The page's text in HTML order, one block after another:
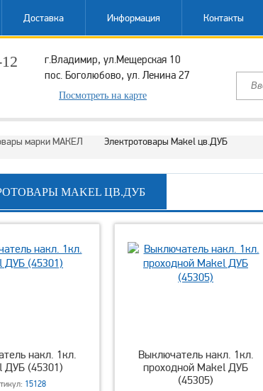
Доставка Информация Контакты
г.Владимир, ул.Мещерская 10
пос. Боголюбово, ул. Ленина 27
Посмотреть на карте
марки МАКЕЛ Электротовары Makel цв.ДУБ
MAKEL ЦВ.ДУБ
накл. 1кл.
ДУБ (45301)
15128
Выключатель накл. 1кл.
проходной Makel ДУБ
(45305)